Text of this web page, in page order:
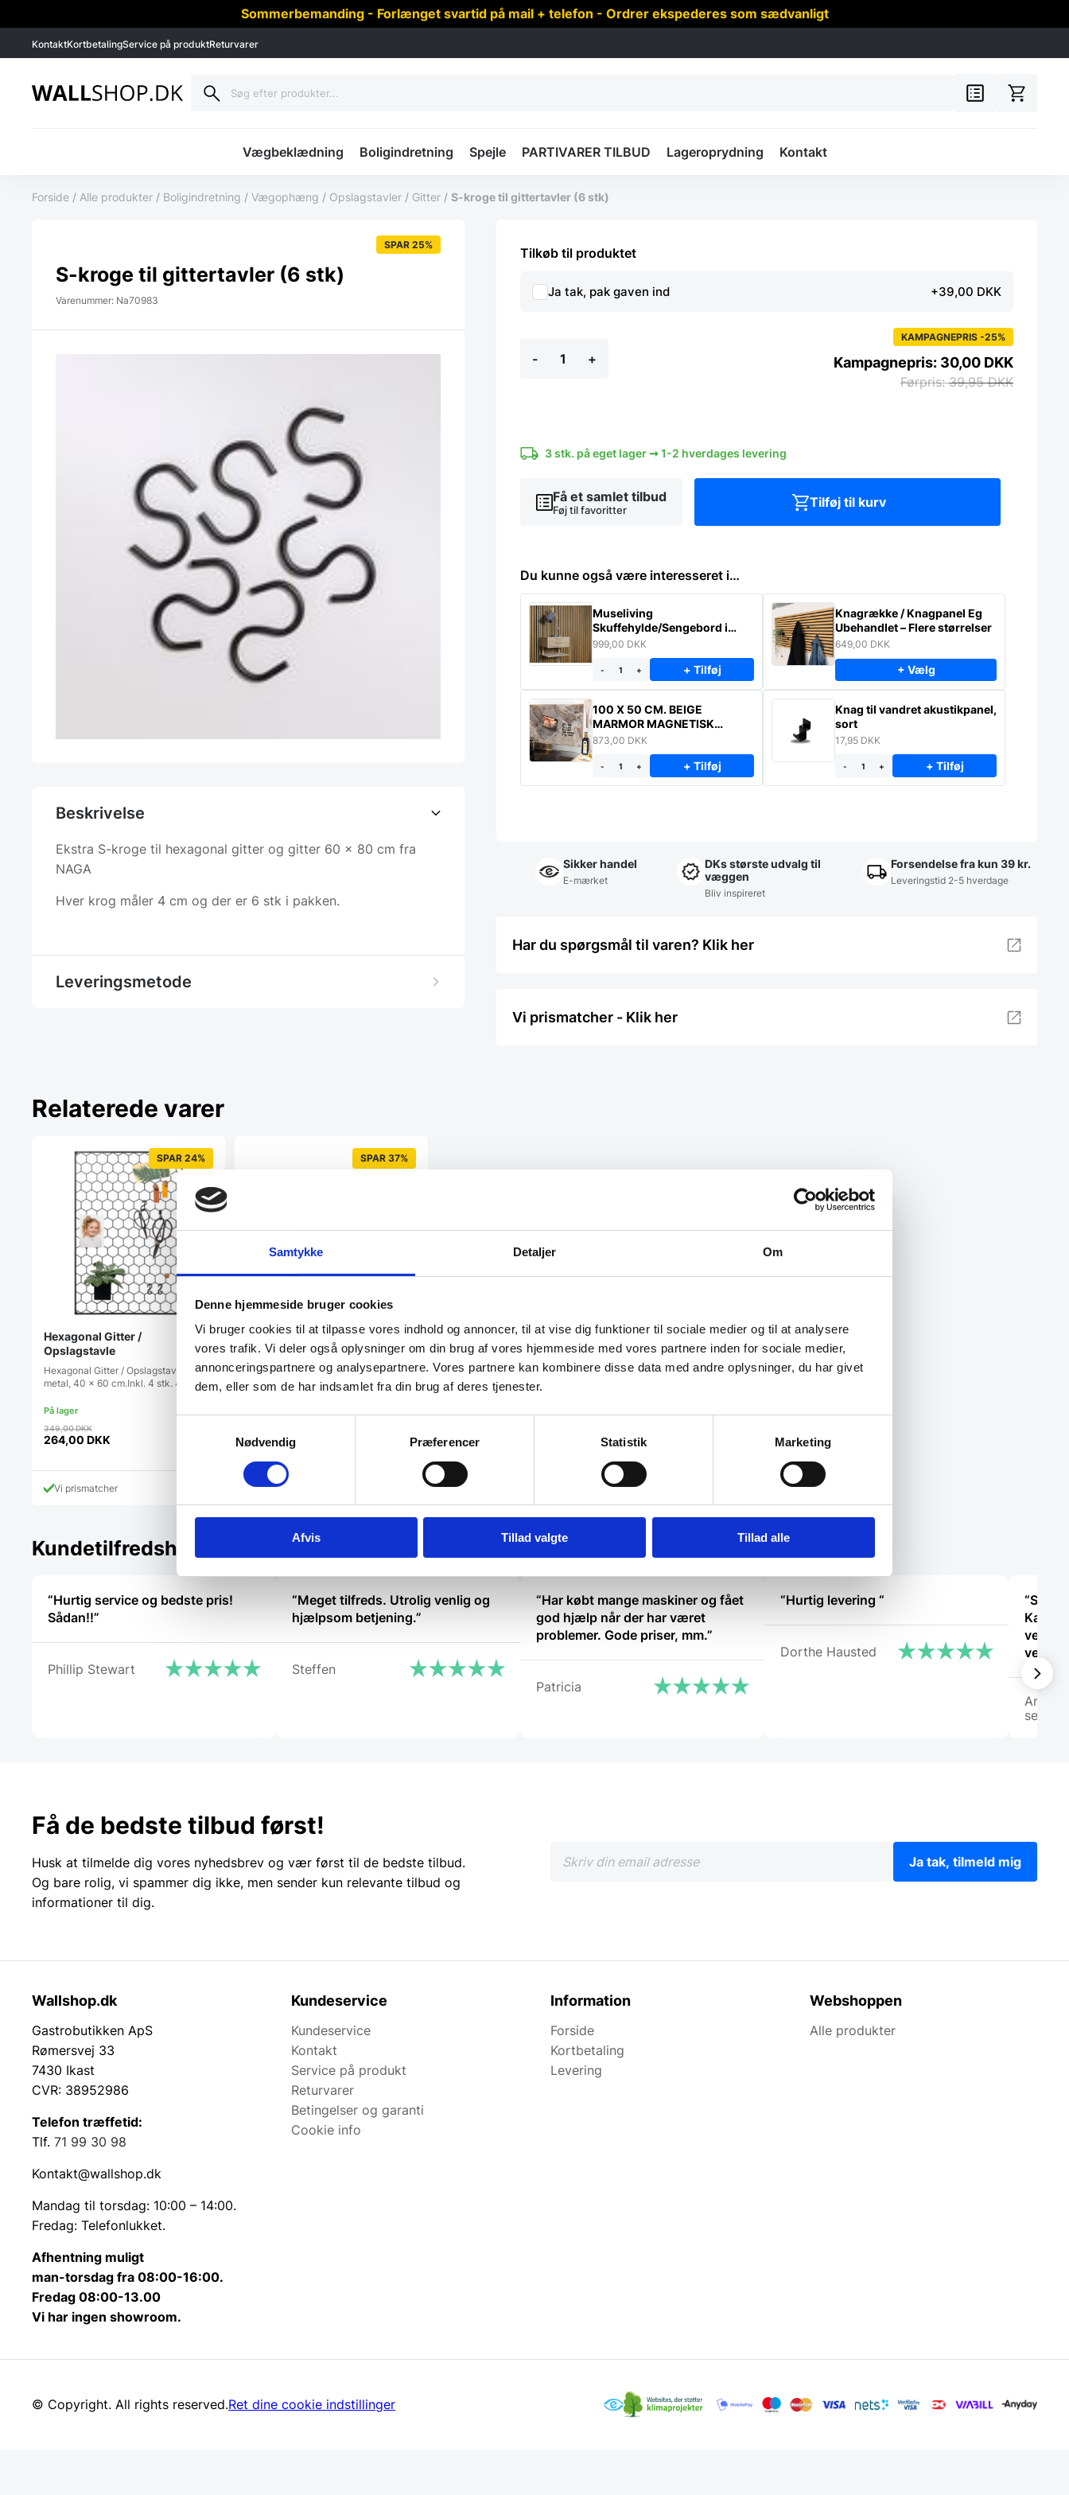
Samtykke Detaljer Om
Denne hjemmeside bruger cookies
Vi bruger cookies til at tilpasse vores indhold og annoncer, til at vise dig funktioner til sociale medier og til at analysere
vores trafik. Vi deler også oplysninger om din brug af vores hjemmeside med vores partnere inden for sociale medier,
annonceringspartnere og analysepartnere. Vores partnere kan kombinere disse data med andre oplysninger, du har givet
dem, eller som de har indsamlet fra din brug af deres tjenester.
Nødvendig
Præferencer Statistik Marketing
Afvis Tillad valgte Tillad alle
Sommerbemanding - Forlænget svartid på mail + telefon - Ordrer ekspederes som sædvanligt
KontaktKortbetalingService på produktReturvarer
Vægbeklædning Boligindretning Spejle PARTIVARER TILBUD Lageroprydning Kontakt
Forside / Alle produkter / Boligindretning / Vægophæng / Opslagstavler / Gitter / S-kroge til gittertavler (6 stk)
SPAR 25%
S-kroge til gittertavler (6 stk)
Varenummer: Na70983
Beskrivelse
Ekstra S-kroge til hexagonal gitter og gitter 60 x 80 cm fra
NAGA
Hver krog måler 4 cm og der er 6 stk i pakken.
Leveringsmetode
Tilkøb til produktet
Ja tak, pak gaven ind +39,00 DKK
-
kroge
+
KAMPAGNEPRIS -25%
39,95DKK
30,00 DKK
3 stk. på eget lager ➞ 1-2 hverdages levering
Få et samlet tilbud
Føj til favoritter Tilføj til kurv
Du kunne også være interesseret i…
Museliving
Skuffehylde/Sengebord i
massiv eg
999,00 DKK
- + + Tilføj
100 X 50 CM. BEIGE
MARMOR MAGNETISK
STÆNKPLADE
873,00 DKK
- + + Tilføj
Knagrække / Knagpanel Eg
Ubehandlet – Flere størrelser
649,00 DKK
+ Vælg
Knag til vandret akustikpanel,
sort
17,95 DKK
- + + Tilføj
Sikker handel
E-mærket
DKs største udvalg til
væggen
Bliv inspireret
Forsendelse fra kun 39 kr.
Leveringstid 2-5 hverdage
Har du spørgsmål til varen? Klik her
Vi prismatcher - Klik her
Relaterede varer
SPAR 24%
Hexagonal Gitter /
Opslagstavle
Hexagonal Gitter / Opslagstavle. Sort
metal, 40 x 60 cm.Inkl. 4 stk. 4 cm.…
349,00DKKDen
oprindelige
var:
349,00 DKK.
264,00 DKK
aktuelle
pris
er:Vi prismatcher
SPAR 37%
Sort opbevaringsgitter til
akustikpaneler
Dette praktiske opbevaringsgitter er
den perfekte løsning til effektiv…
oprindelige
282,50DKK
aktuelle
pris
282,50 DKK.
Vi prismatcher
Kundetilfredshed
“Hurtig service og bedste pris!
Sådan!!”
Phillip Stewart
“Meget tilfreds. Utrolig venlig og
hjælpsom betjening.”
Steffen
“Har købt mange maskiner og fået
god hjælp når der har været
problemer. Gode priser, mm.”
Patricia
“Hurtig levering “
Dorthe Hausted
Kanon
ved
Arden
Få de bedste tilbud først!
Husk at tilmelde dig vores nyhedsbrev og vær først til de bedste tilbud.
Og bare rolig, vi spammer dig ikke, men sender kun relevante tilbud og
informationer til dig.
Ja tak, tilmeld mig
Wallshop.dk
Gastrobutikken ApS
Rømersvej 33
7430 Ikast
CVR: 38952986
Telefon træffetid:
Tlf. 71 99 30 98
Kontakt@wallshop.dk
Mandag til torsdag: 10:00 – 14:00.
Fredag: Telefonlukket.
Afhentning muligt
man-torsdag fra 08:00-16:00.
Fredag 08:00-13.00
Vi har ingen showroom.
Kundeservice
Kundeservice
Kontakt
Service på produkt
Returvarer
Betingelser og garanti
Cookie info
Information
Forside
Kortbetaling
Levering
Webshoppen
Alle produkter
© Copyright. All rights reserved.Ret dine cookie indstillinger